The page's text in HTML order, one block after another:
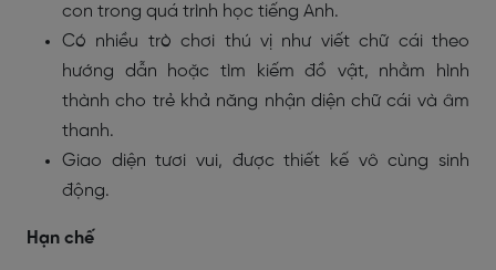
con trong quá trình học tiếng Anh.
Có nhiều trò chơi thú vị như viết chữ cái theo
hướng dẫn hoặc tìm kiếm đồ vật, nhằm hình
thành cho trẻ khả năng nhận diện chữ cái và âm
thanh.
Giao diện tươi vui, được thiết kế vô cùng sinh
động.
Hạn chế